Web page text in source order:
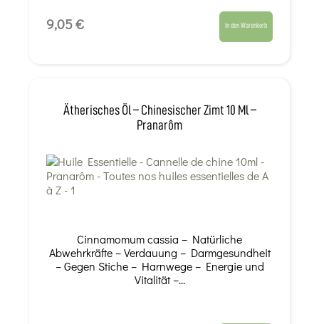
9,05 € In den Warenkorb
Ätherisches Öl – Chinesischer Zimt 10 Ml –
Pranarôm
Cinnamomum cassia – Natürliche
Abwehrkräfte – Verdauung – Darmgesundheit
– Gegen Stiche – Harnwege – Energie und
Vitalität –...